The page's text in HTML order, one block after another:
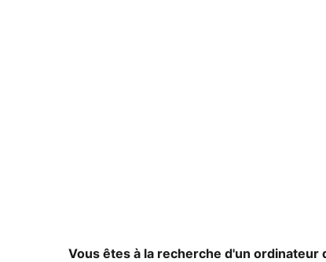
Vous êtes à la recherche d'un ordinateur